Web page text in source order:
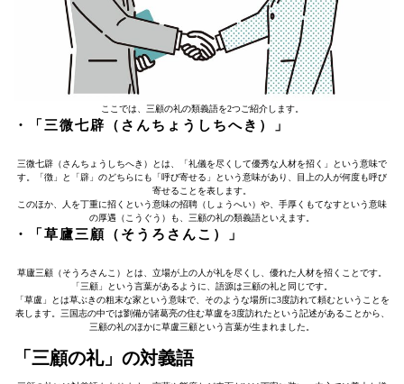
ここでは、三顧の礼の類義語を2つご紹介します。
・「三微七辟（さんちょうしちへき）」
三微七辟（さんちょうしちへき）とは、「礼儀を尽くして優秀な人材を招く」という意味で
す。「徴」と「辟」のどちらにも「呼び寄せる」という意味があり、目上の人が何度も呼び
寄せることを表します。
このほか、人を丁重に招くという意味の招聘（しょうへい）や、手厚くもてなすという意味
の厚遇（こうぐう）も、三顧の礼の類義語といえます。
・「草廬三顧（そうろさんこ）」
草廬三顧（そうろさんこ）とは、立場が上の人が礼を尽くし、優れた人材を招くことです。
「三顧」という言葉があるように、語源は三顧の礼と同じです。
「草盧」とは草ぶきの粗末な家という意味で、そのような場所に3度訪れて頼むということを
表します。三国志の中では劉備が諸葛亮の住む草盧を3度訪れたという記述があることから、
三顧の礼のほかに草盧三顧という言葉が生まれました。
「三顧の礼」の対義語